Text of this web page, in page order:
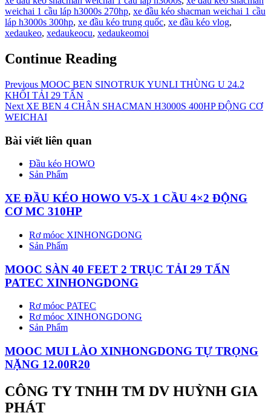
weichai 1 cầu láp h3000s 270hp, xe đầu kéo shacman weichai 1 cầu
láp h3000s 300hp, xe đầu kéo trung quốc, xe đầu kéo vlog,
xedaukeo, xedaukeocu, xedaukeomoi
Continue Reading
Previous MOOC BEN SINOTRUK YUNLI THÙNG U 24.2
KHỐI TẢI 29 TẤN
Next XE BEN 4 CHÂN SHACMAN H3000S 400HP ĐỘNG CƠ
WEICHAI
Bài viết liên quan
Đầu kéo HOWO
Sản Phẩm
XE ĐẦU KÉO HOWO V5-X 1 CẦU 4×2 ĐỘNG
CƠ MC 310HP
Rơ móoc XINHONGDONG
Sản Phẩm
MOOC SÀN 40 FEET 2 TRỤC TẢI 29 TẤN
PATEC XINHONGDONG
Rơ móoc PATEC
Rơ móoc XINHONGDONG
Sản Phẩm
MOOC MUI LÀO XINHONGDONG TỰ TRỌNG
NẶNG 12.00R20
CÔNG TY TNHH TM DV HUỲNH GIA
PHÁT